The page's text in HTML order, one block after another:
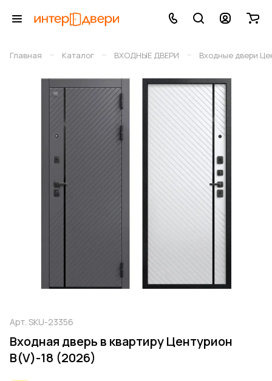
Главная – Каталог – ВХОДНЫЕ ДВЕРИ – Входные двери
Арт. SKU-23356
Входная дверь в квартиру Центурион
В(V)-18 (2026)